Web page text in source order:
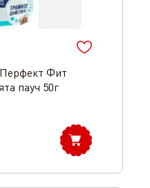
Фит
пауч 50г